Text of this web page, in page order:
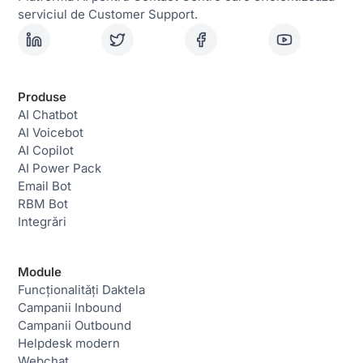
serviciul de Customer Support.
Produse
AI Chatbot
AI Voicebot
AI Copilot
AI Power Pack
Email Bot
RBM Bot
Integrări
Module
Funcționalități Daktela
Campanii Inbound
Campanii Outbound
Helpdesk modern